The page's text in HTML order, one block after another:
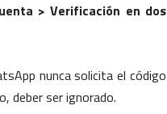
> Verificación en dos
nunca solicita el código
deber ser ignorado.